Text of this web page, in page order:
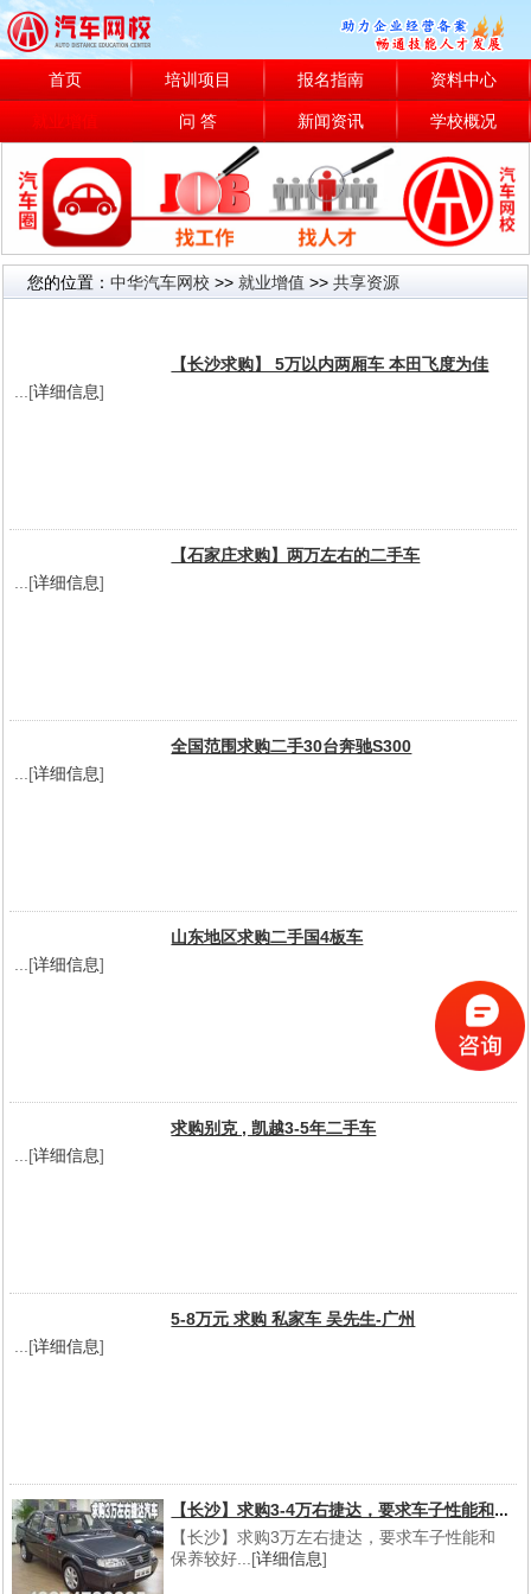
首页 培训项目 报名指南 资料中心
就业增值 问 答 新闻资讯 学校概况
您的位置：中华汽车网校 >>就业增值 >>共享资源
【长沙求购】 5万以内两厢车 本田飞度为佳
...[详细信息]
【石家庄求购】两万左右的二手车
...[详细信息]
全国范围求购二手30台奔驰S300
...[详细信息]
山东地区求购二手国4板车
...[详细信息]
求购别克 , 凯越3-5年二手车
...[详细信息]
5-8万元 求购 私家车 吴先生-广州
...[详细信息]
【长沙】求购3-4万右捷达，要求车子性能和保养较好
【长沙】求购3万左右捷达，要求车子性能和
保养较好...[详细信息]